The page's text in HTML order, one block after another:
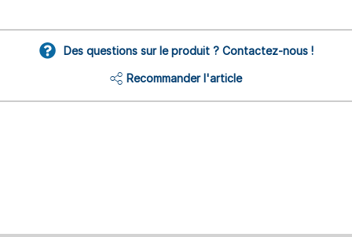
Des questions sur le produit ? Contactez-nous !
Recommander l'article